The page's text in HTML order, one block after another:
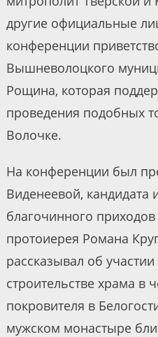
другие официальные
конференции
Вышневолоцкого
Рощина, которая
проведения подобных
Волочке.
На конференции был
Виденеевой, кандидата
благочинного приходов
протоиерея Романа
рассказывал об
строительстве храма в
покровителя в
мужском монастыре